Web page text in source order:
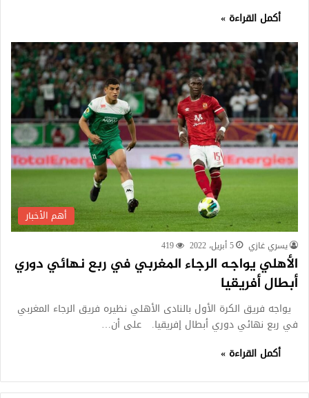
أكمل القراءة »
أهم الأخبار
يسري غازي 5 أبريل، 2022 419
الأهلي يواجه الرجاء المغربي في ربع نهائي دوري
أبطال أفريقيا
يواجه فريق الكرة الأول بالنادى الأهلي نظيره فريق الرجاء المغربي
في ربع نهائي دوري أبطال إفريقيا. على أن…
أكمل القراءة »